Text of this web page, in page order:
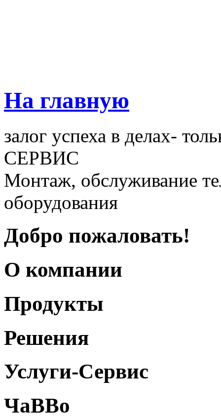
На главную
залог успеха в делах-
СЕРВИС
Монтаж, обслуживание
оборудования
Добро пожаловать!
О компании
Продукты
Решения
Услуги-Сервис
ЧаВВо